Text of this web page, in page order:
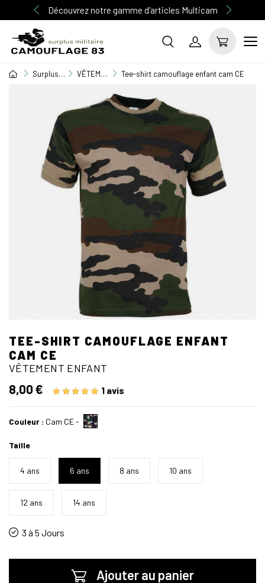
Découvrez notre gamme d'articles Multicam
Surplus Militaire VÊTEMENT ENFANT Tee-shirt camouflage enfant cam CE
TEE-SHIRT CAMOUFLAGE ENFANT
CAM CE
VÊTEMENT ENFANT
8,00 € 1 avis
Couleur : Cam CE-
Taille
4 ans 6 ans 8 ans 10 ans
12 ans 14 ans
3 à 5 Jours
Ajouter au panier